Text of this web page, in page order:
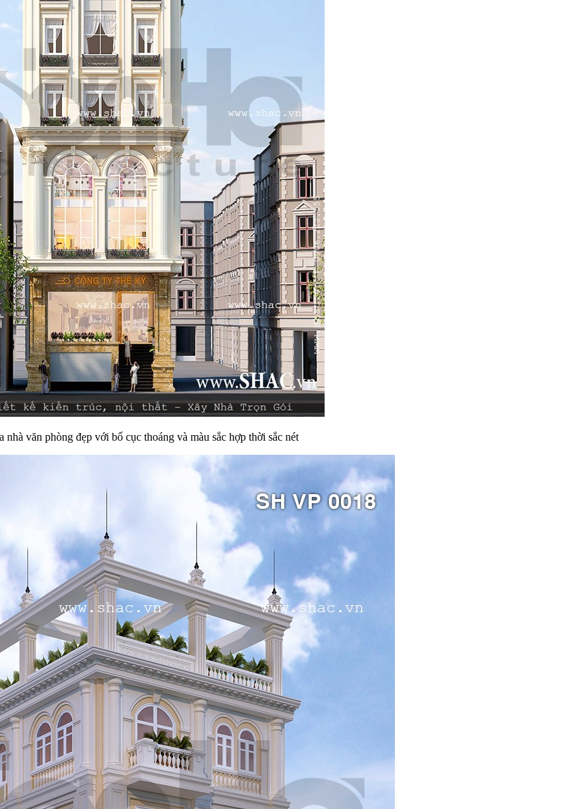
nhà văn phòng đẹp với bố cục thoáng và màu sắc hợp thời sắc nét